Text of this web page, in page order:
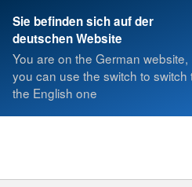
Sie befinden sich auf der
deutschen Website
You are on the German website,
you can use the switch to switch
the English one